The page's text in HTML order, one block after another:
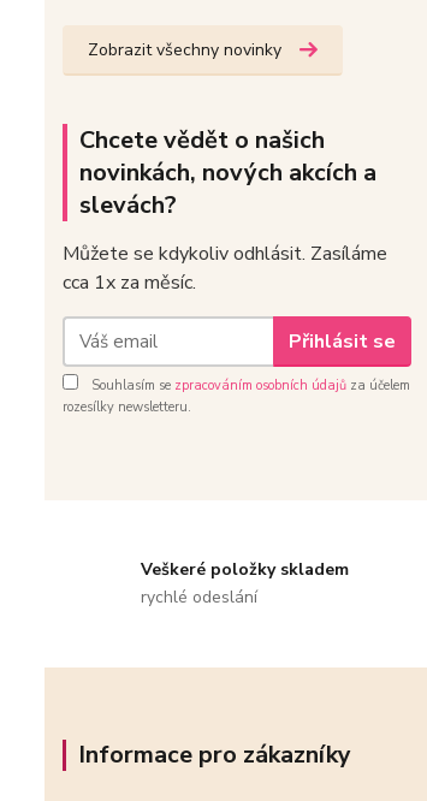
Zobrazit všechny novinky
Chcete vědět o našich
novinkách, nových akcích a
slevách?
Můžete se kdykoliv odhlásit. Zasíláme
cca 1x za měsíc.
Přihlásit se
Souhlasím se zpracováním osobních údajů za účelem
rozesílky newsletteru.
Veškeré položky skladem
rychlé odeslání
Informace pro zákazníky